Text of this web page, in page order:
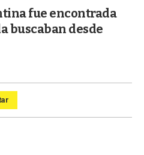
fue encontrada
buscaban desde